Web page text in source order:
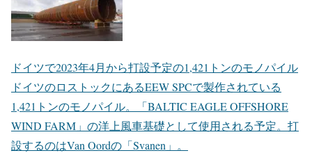
ドイツで2023年4月から打設予定の1,421トンのモノパイル
ドイツのロストックにあるEEW SPCで製作されている
1,421トンのモノパイル。「BALTIC EAGLE OFFSHORE
WIND FARM」の洋上風車基礎として使用される予定。打
設するのはVan Oordの「Svanen」。